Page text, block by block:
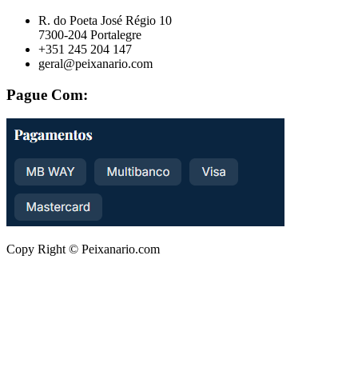
R. do Poeta José Régio 10
7300-204 Portalegre
+351 245 204 147
geral@peixanario.com
Pague Com:
Copy Right © Peixanario.com